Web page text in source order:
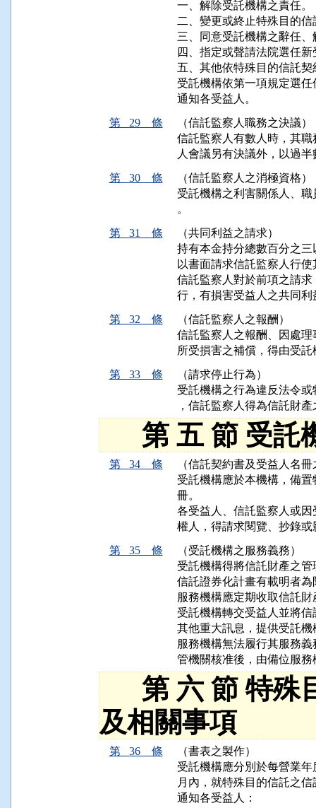
一、解除受託機構之責任。
二、變更或終止特殊目的信
三、同意受託機構之辭任
四、指定或聲請法院選任
五、其他依特殊目的信託
受託機構依第一項規定選
通知各受益人。
第 29 條
（信託監察人職務之決議）
信託監察人有數人時，其
人會議另有決議外，以過半
第 30 條
（信託監察人之消極資格）
受託機構之利害關係人、
。
第 31 條
（共同利益之請求）
持有本金持分總數百分之
以書面請求信託監察人行使
信託監察人對於前項之請
行，有損害受益人之共同
第 32 條
（信託監察人之報酬）
信託監察人之報酬、因處
所受損害之補償，得由受
第 33 條
（請求停止行為）
受託機構之行為違反法令
，信託監察人得為信託財
第 五 節 受託
第 34 條
（信託契約書及受益人名
受託機構應於本機構，備
冊。
各受益人、信託監察人或
權人，得請求閱覽、抄錄
第 35 條
（受託機構之服務義務）
受託機構得將信託財產之
信託證券化計畫有載明者為
服務機構應定期收取信託
受託機構轉交受益人並將
其他重大訊息，提供受託機
服務機構無法履行其服務
管機關核准後，由備位服
第 六 節 特殊
及相關事項
第 36 條
（書表之製作）
受託機構應分別於每營業
月內，就特殊目的信託之
通知各受益人：